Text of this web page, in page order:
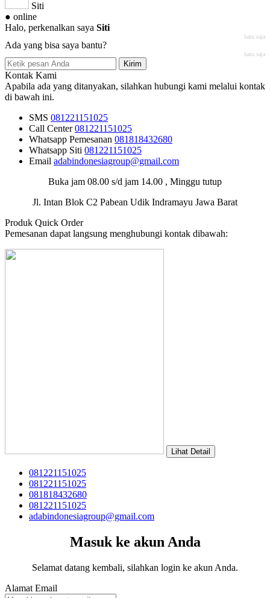
Siti
● online
Halo, perkenalkan saya Siti
baru saja
Ada yang bisa saya bantu?
baru saja
Kirim
Kontak Kami
Apabila ada yang ditanyakan, silahkan hubungi kami melalui kontak
di bawah ini.
SMS 081221151025
Call Center081221151025
Whatsapp Pemesanan 081818432680
Whatsapp Siti 081221151025
Email adabindonesiagroup@gmail.com
Buka jam 08.00 s/d jam 14.00 , Minggu tutup
Jl. Intan Blok C2 Pabean Udik Indramayu Jawa Barat
Produk Quick Order
Pemesanan dapat langsung menghubungi kontak dibawah:
Lihat Detail
081221151025
081221151025
081818432680
081221151025
adabindonesiagroup@gmail.com
Masuk ke akun Anda
Selamat datang kembali, silahkan login ke akun Anda.
Alamat Email